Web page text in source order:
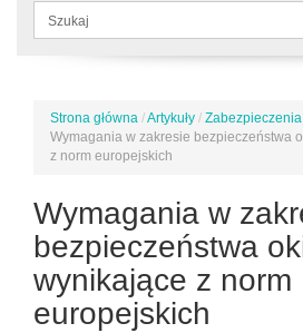
Formularz
wyszukiwania
Jesteś
tutaj
Strona główna /Artykuły /
Wymagania w zakresie bezpieczeństwa
z norm europejskich
Wymagania w
bezpieczeństwa
wynikające z norm
europejskich